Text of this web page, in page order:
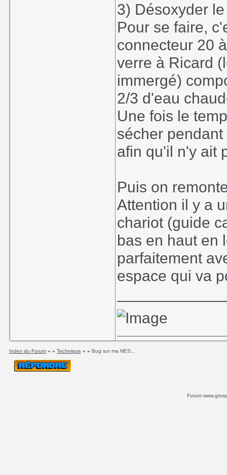
3) Désoxyder
Pour se faire,
connecteur 20
verre à Ricard
immergé)
2/3 d'eau
Une fois le
sécher
afin qu'il n'y ait
Puis on
Attention il y a
chariot (guide
bas en haut en
parfaitement
espace qui va
Index du Forum» » Technique » » Bug sur ma NES...
Forum